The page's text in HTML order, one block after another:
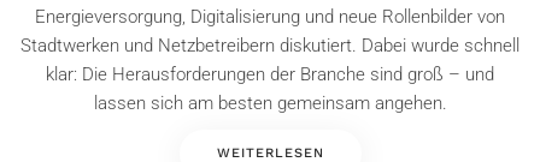
Energieversorgung, Digitalisierung und neue Rollenbilder von
Stadtwerken und Netzbetreibern diskutiert. Dabei wurde schnell
klar: Die Herausforderungen der Branche sind groß – und
lassen sich am besten gemeinsam angehen.
WEITERLESEN